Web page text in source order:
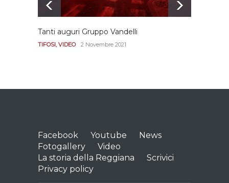
Tanti auguri Gruppo Vandelli
TIFOSI,VIDEO 2 Novembre 2021
Facebook Youtube
News
Fotogallery
Video
La storia della Reggiana
Scrivici
Privacy policy